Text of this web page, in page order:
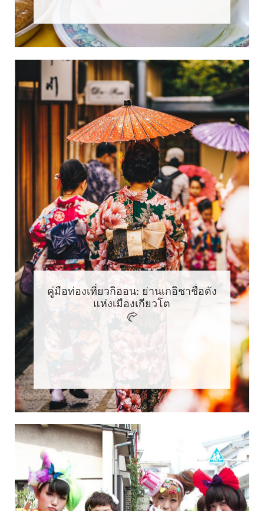
คู่มือท่องเที่ยวกิออน: ย่านเกอิชาชื่อดัง
แห่งเมืองเกียวโต